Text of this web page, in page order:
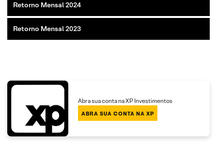
Retorno Mensal 2024
Retorno Mensal 2023
Abra sua conta na XP Investimentos
ABRA SUA CONTA NA XP